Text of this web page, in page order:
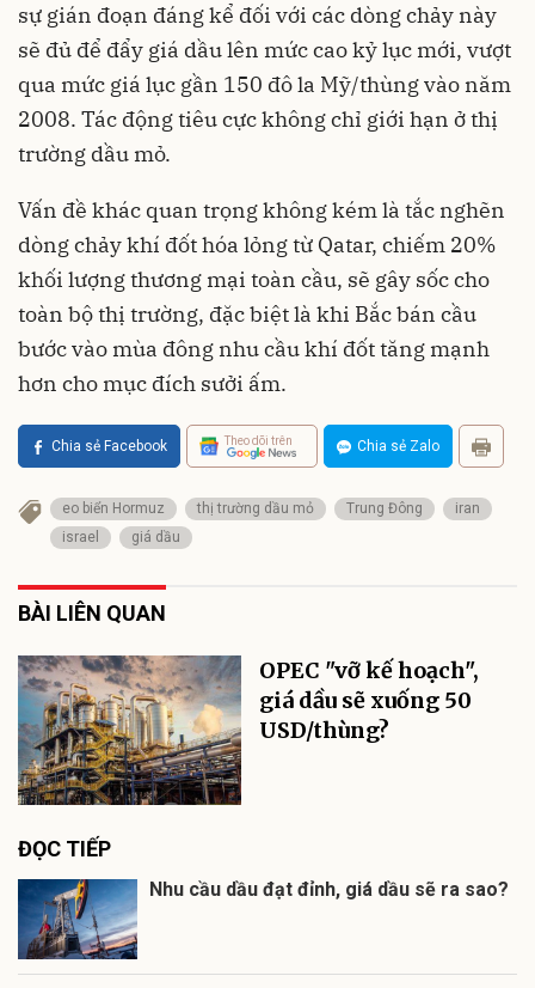
sự gián đoạn đáng kể đối với các dòng chảy này
sẽ đủ để đẩy giá dầu lên mức cao kỷ lục mới, vượt
qua mức giá lục gần 150 đô la Mỹ/thùng vào năm
2008. Tác động tiêu cực không chỉ giới hạn ở thị
trường dầu mỏ.
Vấn đề khác quan trọng không kém là tắc nghẽn
dòng chảy khí đốt hóa lỏng từ Qatar, chiếm 20%
khối lượng thương mại toàn cầu, sẽ gây sốc cho
toàn bộ thị trường, đặc biệt là khi Bắc bán cầu
bước vào mùa đông nhu cầu khí đốt tăng mạnh
hơn cho mục đích sưởi ấm.
Chia sẻ Facebook Theo dõi trên Chia sẻ Zalo
eo biển Hormuz thị trường dầu mỏ Trung Đông
iran
israel
giá dầu
BÀI LIÊN QUAN
OPEC "vỡ kế hoạch",
giá dầu sẽ xuống 50
USD/thùng?
ĐỌC TIẾP
Nhu cầu dầu đạt đỉnh, giá dầu sẽ ra sao?